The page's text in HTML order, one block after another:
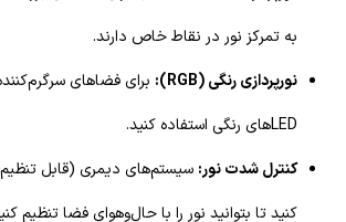
به تمرکز نور در نقاط خاص دارند.
نورپردازی رنگی (RGB):
برای فضاهای
LEDهای رنگی استفاده کنید.
کنترل شدت نور: سیستم‌های دیمری (قابل
کنید تا بتوانید نور را با حال‌وهوای فضا تنظیم